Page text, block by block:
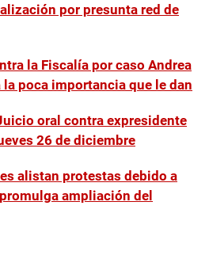
por presunta red de
la Fiscalía por caso Andrea
poca importancia que le dan
oral contra expresidente
26 de diciembre
alistan protestas debido a
ampliación del